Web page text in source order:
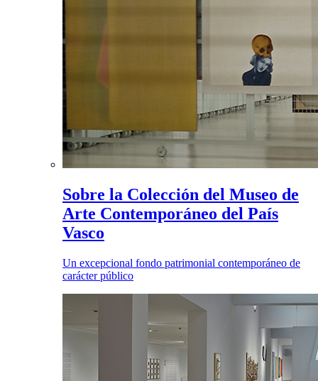
Sobre la Colección del Museo de
Arte Contemporáneo del País
Vasco
Un excepcional fondo patrimonial contemporáneo de
carácter público